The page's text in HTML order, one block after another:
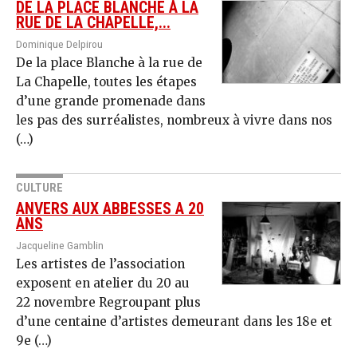
DE LA PLACE BLANCHE À LA
RUE DE LA CHAPELLE,...
Dominique Delpirou
De la place Blanche à la rue de
La Chapelle, toutes les étapes
d’une grande promenade dans
les pas des surréalistes, nombreux à vivre dans nos
(…)
CULTURE
ANVERS AUX ABBESSES A 20
ANS
Jacqueline Gamblin
Les artistes de l’association
exposent en atelier du 20 au
22 novembre Regroupant plus
d’une centaine d’artistes demeurant dans les 18e et
9e (…)